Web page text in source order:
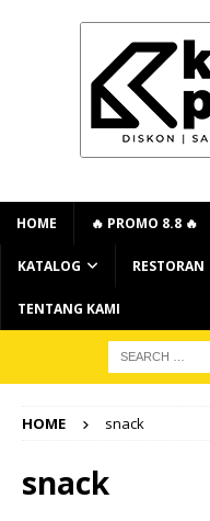
HOME 🔥 PROMO 8.8 🔥
KATALOG RESTORAN
TENTANG KAMI
HOME snack
snack